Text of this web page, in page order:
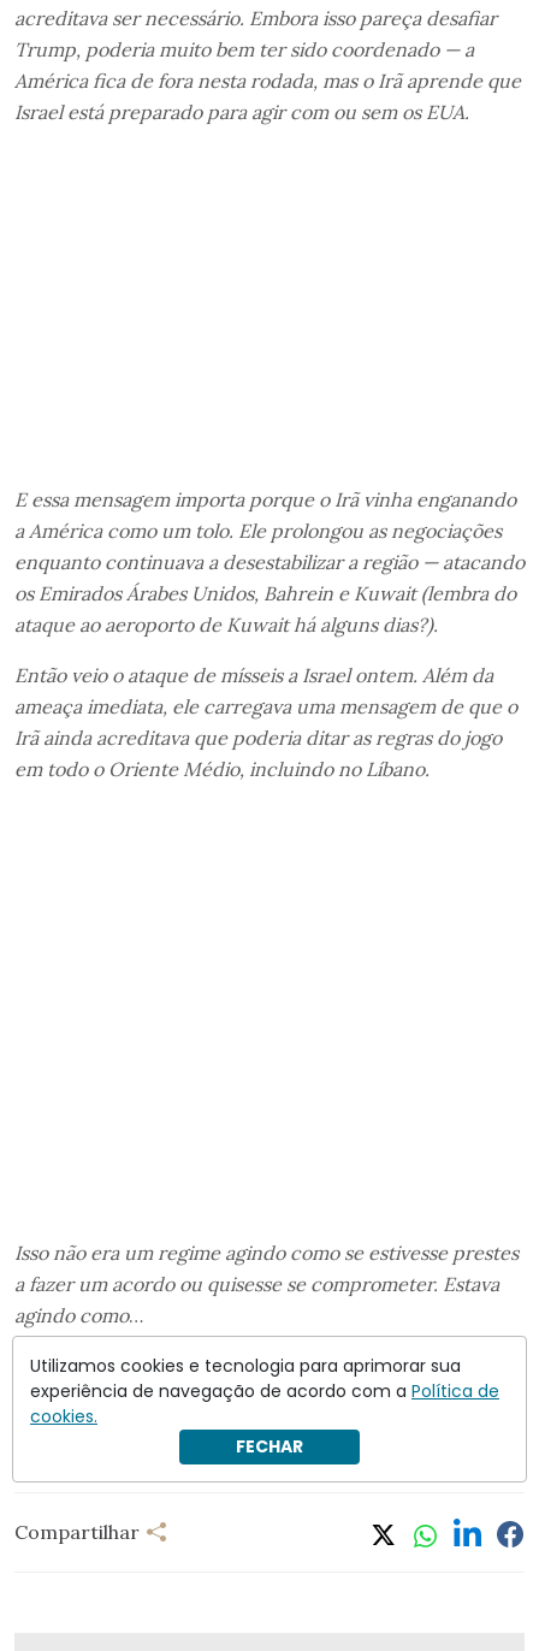
acreditava ser necessário. Embora isso pareça desafiar
Trump, poderia muito bem ter sido coordenado — a
América fica de fora nesta rodada, mas o Irã aprende que
Israel está preparado para agir com ou sem os EUA.
E essa mensagem importa porque o Irã vinha enganando
a América como um tolo. Ele prolongou as negociações
enquanto continuava a desestabilizar a região — atacando
os Emirados Árabes Unidos, Bahrein e Kuwait (lembra do
ataque ao aeroporto de Kuwait há alguns dias?).
Então veio o ataque de mísseis a Israel ontem. Além da
ameaça imediata, ele carregava uma mensagem de que o
Irã ainda acreditava que poderia ditar as regras do jogo
em todo o Oriente Médio, incluindo no Líbano.
Isso não era um regime agindo como se estivesse prestes
a fazer um acordo ou quisesse se comprometer. Estava
agindo como…
Siga a leituraemCrusoé. Assine e apoie o jornalismo
independente.
República Islâmica do Irã
Compartilhar
Utilizamos cookies e tecnologia para aprimorar sua
experiência de navegação de acordo com a Política de
cookies.
FECHAR